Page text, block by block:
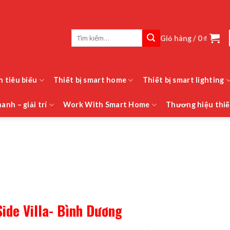
Tìm
Giỏ hàng / 0₫
tiêu biểu Thiết bị smart home Thiết bị smart lighting
– giải trí Work With Smart Home Thương hiệu
Villa- Bình Dương